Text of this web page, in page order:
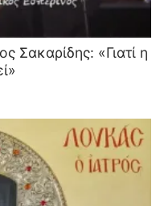
Σακαρίδης: «Γιατί η